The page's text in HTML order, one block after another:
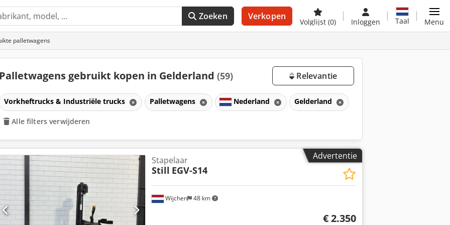
Zoeken Verkopen
Volglijst (0) Inloggen Taal Menu
palletwagens
Palletwagens gebruikt kopen in Gelderland (59) Relevantie
Vorkheftrucks & Industriële trucks Palletwagens Nederland Gelderland
Alle filters verwijderen
Advertentie
Wijchen 48 km
Stapelaar
Still EGV-S14
€ 2.350